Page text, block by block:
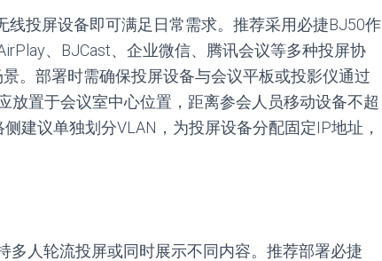
线投屏设备即可满足日常需求。推荐采用必捷BJ50作
、BJCast、企业微信、腾讯会议等多种投屏协
。部署时需确保投屏设备与会议平板或投影仪通过
放置于会议室中心位置，距离参会人员移动设备不超
建议单独划分VLAN，为投屏设备分配固定IP地址，
多人轮流投屏或同时展示不同内容。推荐部署必捷